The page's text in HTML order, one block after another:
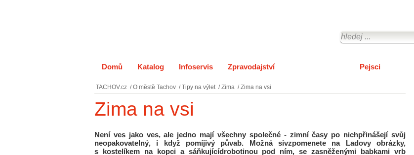
Domů Katalog Infoservis Zpravodajství Pejsci
TACHOV.cz / O městě Tachov / Tipy na výlet / Zima / Zima na vsi
Zima na vsi
Není ves jako ves, ale jedno mají všechny společné - zimní časy po nichpřinášejí svůj
neopakovatelný, i když pomíjivý půvab. Možná sivzpomenete na Ladovy obrázky,
s kostelíkem na kopci a sáňkujícídrobotinou pod ním, se zasněženými babkami vrb